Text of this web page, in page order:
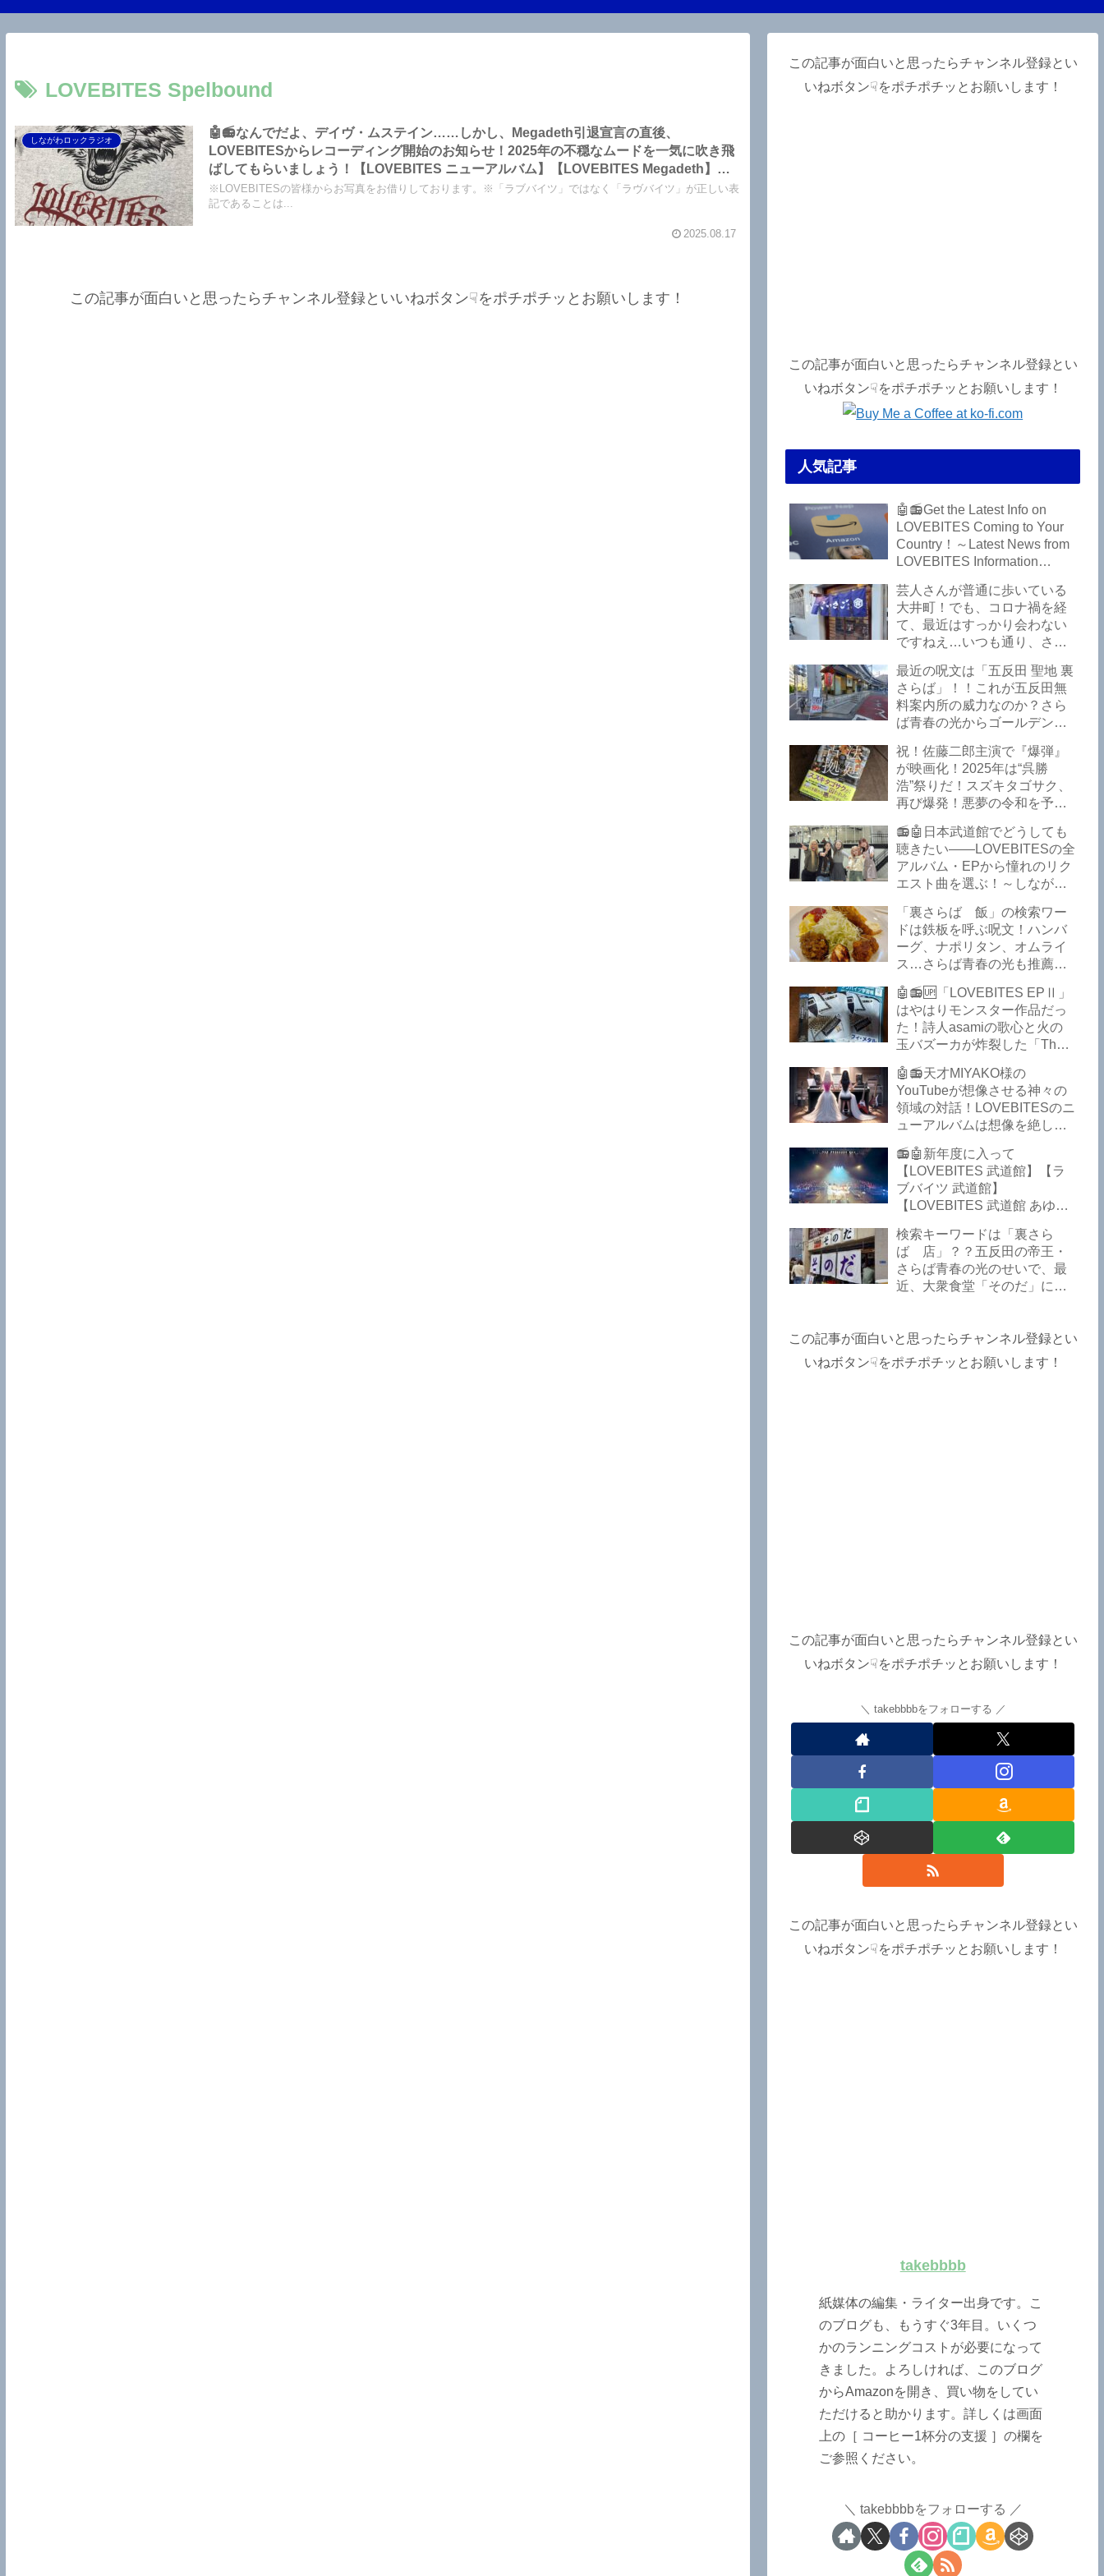
LOVEBITES Spelbound
しながわロックラジオ
🤖📻なんでだよ、デイヴ・ムステイン……しかし、Megadeth引退宣言の直後、
LOVEBITESからレコーディング開始のお知らせ！2025年の不穏なムードを一気に吹き飛
ばしてもらいましょう！【LOVEBITES ニューアルバム】【LOVEBITES Megadeth】
【LOVEBITES Asami ブルーマングループ】【Megadeth 引退】～しながわロックラジオ
※LOVEBITESの皆様からお写真をお借りしております。※「ラブバイツ」ではなく「ラヴバイツ」が正しい表
記であることは...
2025.08.17
この記事が面白いと思ったらチャンネル登録といいねボタン☟をポチポチッとお願いします！
この記事が面白いと思ったらチャンネル登録とい
いねボタン☟をポチポチッとお願いします！
この記事が面白いと思ったらチャンネル登録とい
いねボタン☟をポチポチッとお願いします！
人気記事
🤖📻Get the Latest Info on
LOVEBITES Coming to Your
Country！～Latest News from
LOVEBITES Information
芸人さんが普通に歩いている
大井町！でも、コロナ禍を経
て、最近はすっかり会わない
ですねえ…いつも通り、さぼ
から飲んできました。私以外
にもLOVEBITESファンが数名
いるようですよ笑
最近の呪文は「五反田 聖地 裏
さらば」！！これが五反田無
料案内所の威力なのか？さら
ば青春の光からゴールデンウ
いた！激安の肉の刺し盛りが
美味い！酒もぶっちぎりで安
い！本格焼鳥 五反田「富士
屋」がオープンから３カ月で
ごった返しているぞ！【さら
ば青春の光 五反田 グルメ】
祝！佐藤二郎主演で『爆弾』
が映画化！2025年は“呉勝
浩”祭りだ！スズキタゴサク、
再び爆発！悪夢の令和を予言
２』が不気味な存在感で他を
圧倒した！異形の家族小説
『Q』も文句なしだぞ！～
2025年版「このミステリーが
すごい！」
📻🤖日本武道館でどうしても
聴きたい――LOVEBITESの全
アルバム・EPから憧れのリク
エスト曲を選ぶ！～しながわ
武道館】【ラブバイツ 武道
館】【LOVEBITES 武道館 セ
トリ】【LOVEBITES リクエ
スト曲】【LOVEBITES
Inspire】【LOVEBITES Under
The Red Sky】【LOVEBITES
Epilogue】【LOVEBITES
Today Is The Day】
【LOVEBITES Dystopia
Symphony】【LOVEBITES
My Orion】【LOVEBITES
Lost In The Garden】
【LOVEBITES The Bell In
Of Control】【LOVEBITES
The Eve Of Change】
「裏さらば 飯」の検索ワー
ドは鉄板を呼ぶ呪文！ハンバ
ーグ、ナポリタン、オムライ
ス…さらば青春の光も推薦！
定のお子様ランチを食ってき
たよ！【さらば青春の光 五反
田 グルメ】
🤖📻🆙「LOVEBITES EPⅡ」
はやはりモンスター作品だっ
た！詩人asamiの歌心と火の
玉バズーカが炸裂した「The
のだぞ！～しながわロックラ
ジオ【追記あり】
🤖📻天才MIYAKO様の
YouTubeが想像させる神々の
領域の対話！LOVEBITESのニ
ューアルバムは想像を絶して
玉てやんでい、D-A-Dの新
曲、ブルース・ディッキンソ
ン情報などです～しながわロ
ックラジオ【追記複数あり】
📻🤖新年度に入って
【LOVEBITES 武道館】【ラ
ブバイツ 武道館】
【LOVEBITES 武道館 あゆ
リ】【ラブバイツ ライブ
2025 セトリ】【LOVEBITES
海外の反応】あたりがトレン
ドキーワードのようです。
姿がたくさん見られました
よ！～しながわロックラジオ
検索キーワードは「裏さら
ば 店」？？五反田の帝王・
さらば青春の光のせいで、最
近、大衆食堂「そのだ」に入
グルメ】
この記事が面白いと思ったらチャンネル登録とい
いねボタン☟をポチポチッとお願いします！
この記事が面白いと思ったらチャンネル登録とい
いねボタン☟をポチポチッとお願いします！
takebbbbをフォローする
この記事が面白いと思ったらチャンネル登録とい
いねボタン☟をポチポチッとお願いします！
takebbbb
紙媒体の編集・ライター出身です。こ
のブログも、もうすぐ3年目。いくつ
かのランニングコストが必要になって
きました。よろしければ、このブログ
からAmazonを開き、買い物をしてい
ただけると助かります。詳しくは画面
上の［ コーヒー1杯分の支援 ］の欄を
ご参照ください。
takebbbbをフォローする